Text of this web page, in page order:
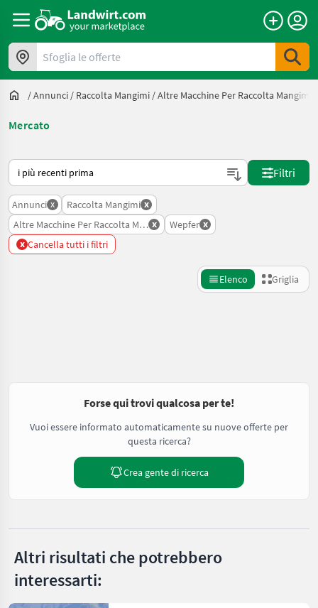
Sfoglia le offerte
/Annunci / Raccolta Mangimi /Altre Macchine Per Raccolta Mangimi
Mercato
Ecco come viene ordinato su Landwirt.com
Filtri
Annunci x Raccolta Mangimi x
Altre Macchine Per Raccolta Mangimi
x Wepfer x
x Cancella tutti i filtri
Elenco Griglia
Forse qui trovi qualcosa per te!
Vuoi essere informato automaticamente su nuove offerte per
questa ricerca?
Crea gente di ricerca
Altri risultati che potrebbero
interessarti: